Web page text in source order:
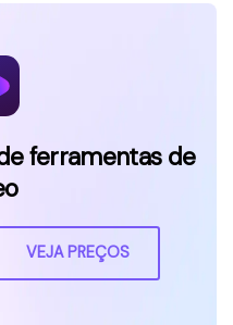
ferramentas de
VEJA PREÇOS